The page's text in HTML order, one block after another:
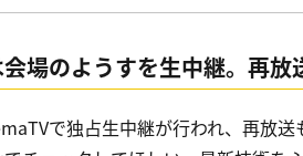
場のようすを生中継。再放
で独占生中継が行われ、再放